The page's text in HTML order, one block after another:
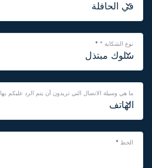
نوع الشكاية * *
ما هي وسيلة الاتصال التي تريدون أن يتم الرد عليكم بها
الخط *